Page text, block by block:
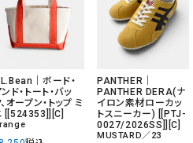
Gives a sense of fullment
HUNTER（ハンター）
ILIMA（イリマ）
｜ボード・
ド・トート・バッ
オープン・トップ ミ
[[524353]][C]
PANTHER｜
PANTHER DERA(ナ
イロン素材ローカッ
トスニーカー) [[PTJ-
0027/2026SS]][C]
MUSTARD／23